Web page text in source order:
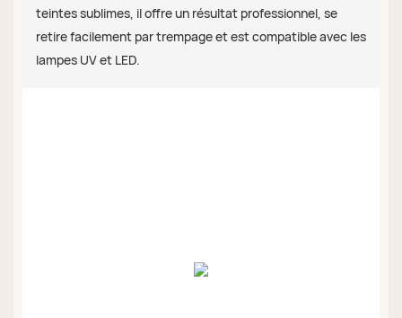
teintes sublimes, il offre un résultat professionnel, se
retire facilement par trempage et est compatible avec les
lampes UV et LED.